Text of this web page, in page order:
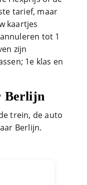
tarief, maar
kaartjes
tot 1
zijn
1e klas en
Berlijn
trein, de auto
Berlijn.